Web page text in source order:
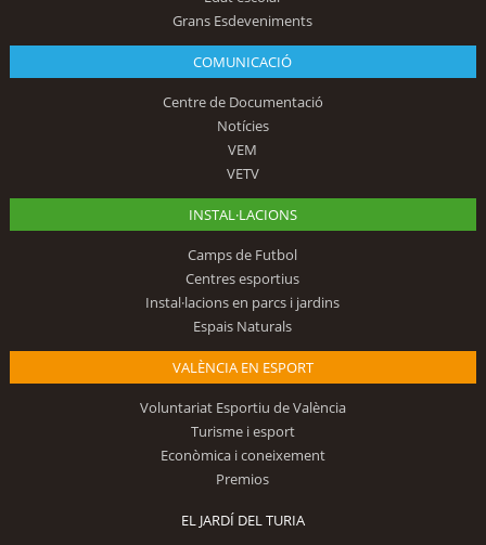
Grans Esdeveniments
COMUNICACIÓ
Centre de Documentació
Notícies
VEM
VETV
INSTAL·LACIONS
Camps de Futbol
Centres esportius
Instal·lacions en parcs i jardins
Espais Naturals
VALÈNCIA EN ESPORT
Voluntariat Esportiu de València
Turisme i esport
Econòmica i coneixement
Premios
EL JARDÍ DEL TURIA